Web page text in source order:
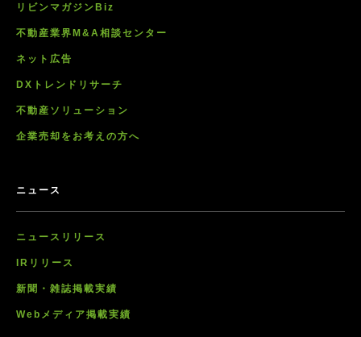
リビンマガジンBiz
不動産業界M&A相談センター
ネット広告
DXトレンドリサーチ
不動産ソリューション
企業売却をお考えの方へ
ニュース
ニュースリリース
IRリリース
新聞・雑誌掲載実績
Webメディア掲載実績